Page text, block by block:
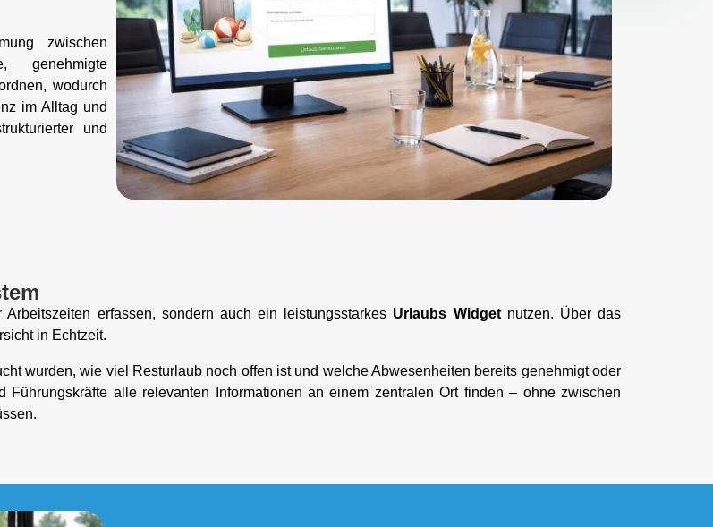
zwischen
genehmigte
wodurch
im Alltag und
und
erfassen, sondern auch ein leistungsstarkes Urlaubs Widgetnutzen. Über das
in Echtzeit.
wurden, wie viel Resturlaub noch offen ist und welche Abwesenheiten bereits genehmigt oder
alle relevanten Informationen an einem zentralen Ort finden – ohne zwischen